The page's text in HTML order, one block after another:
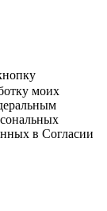
моих
в Согласии